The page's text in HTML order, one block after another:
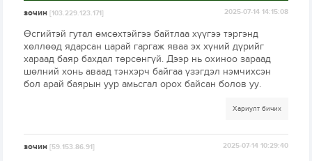
зочин[103.229.123.171] 2025-07-14 14:15:08
Өсгийтэй гутал өмсөхтэйгээ байтлаа хүүгээ тэргэнд
хөллөөд ядарсан царай гаргаж яваа эх хүний дүрийг
хараад баяр бахдал төрсөнгүй. Дээр нь охиноо зараад
шөлний хонь аваад тэнхэрч байгаа үзэгдэл нэмчихсэн
бол арай баярын уур амьсгал орох байсан болов уу.
Хариулт бичих
зочин[59.153.86.91] 2025-07-14 10:29:40